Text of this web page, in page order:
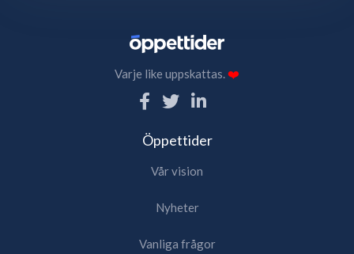
Varje like uppskattas.❤️
Öppettider
Vår vision
Nyheter
Vanliga frågor